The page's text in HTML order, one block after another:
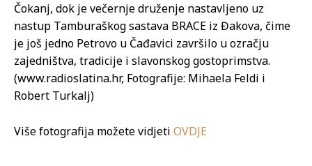
Čokanj, dok je večernje druženje nastavljeno uz
nastup Tamburaškog sastava BRACE iz Đakova, čime
je još jedno Petrovo u Čađavici završilo u ozračju
zajedništva, tradicije i slavonskog gostoprimstva.
(www.radioslatina.hr, Fotografije: Mihaela Feldi i
Robert Turkalj)
Više fotografija možete vidjeti OVDJE